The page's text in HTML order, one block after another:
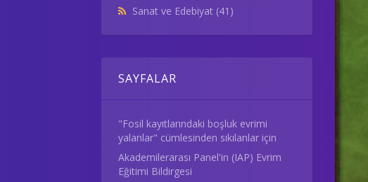
Sanat ve Edebiyat (41)
SAYFALAR
"Fosil kayıtlarındaki boşluk evrimi
yalanlar" cümlesinden sıkılanlar için
Akademilerarası Panel'in (IAP) Evrim
Eğitimi Bildirgesi